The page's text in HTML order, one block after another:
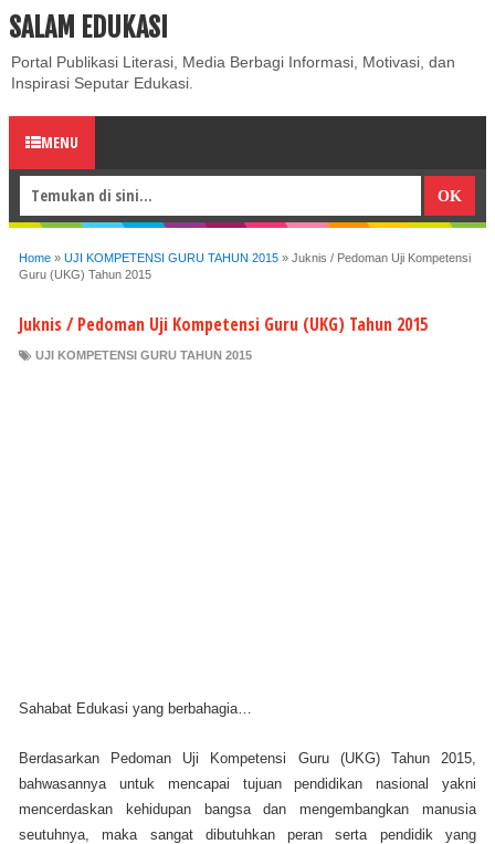
ABOUT CONTACT US
SALAM EDUKASI
Portal Publikasi Literasi, Media Berbagi Informasi, Motivasi, dan
Inspirasi Seputar Edukasi.
MENU
Home » UJI KOMPETENSI GURU TAHUN 2015 » Juknis / Pedoman Uji Kompetensi
Guru (UKG) Tahun 2015
Juknis / Pedoman Uji Kompetensi Guru (UKG) Tahun 2015
UJI KOMPETENSI GURU TAHUN 2015
Sahabat Edukasi yang berbahagia…
Berdasarkan Pedoman Uji Kompetensi Guru (UKG) Tahun 2015,
bahwasannya untuk mencapai tujuan pendidikan nasional yakni
mencerdaskan kehidupan bangsa dan mengembangkan manusia
seutuhnya, maka sangat dibutuhkan peran serta pendidik yang